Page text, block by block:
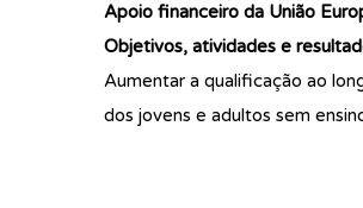
Apoio financeiro da União
Objetivos, atividades e
Aumentar a qualificação ao
dos jovens e adultos sem